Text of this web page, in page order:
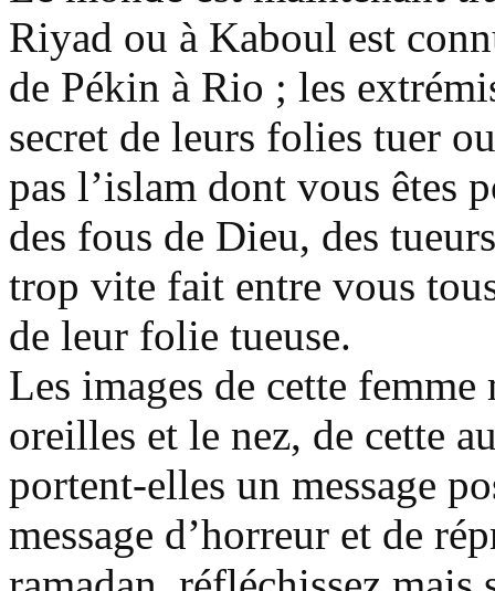
Riyad ou à Kaboul est
de Pékin à Rio ; les
secret de leurs folies tuer
pas l’islam dont vous êtes
des fous de Dieu, des
trop vite fait entre vous
de leur folie tueuse.
Les images de cette
oreilles et le nez, de cette
portent-elles un message
message d’horreur et de